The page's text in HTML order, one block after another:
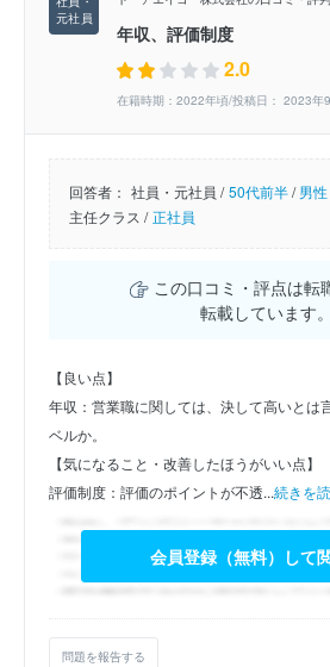
年収、評価制度
2.0
在籍時期：2022年頃/投稿日： 2023年
回答者： 社員・元社員 / 50代前半/男性
主任クラス / 正社員
この口コミ・評点は転
転載しています。
【良い点】
年収：営業職に関しては、決して高いとは
ベルか。
【気になること・改善したほうがいい点】
評価制度：評価のポイントが不透...続きを
会員登録（無料）して
問題を報告する